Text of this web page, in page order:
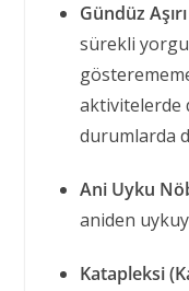
Gündüz
sürekli
aktivitelerde
durumlarda
Ani Uyku
aniden
Katapleksi